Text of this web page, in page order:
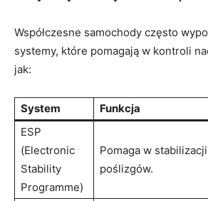
Współczesne samochody często
systemy, które pomagają w ⁤kontroli
​jak:
System
Funkcja
ESP
(Electronic
Stability
Programme)
Pomaga w
⁢poślizgów.